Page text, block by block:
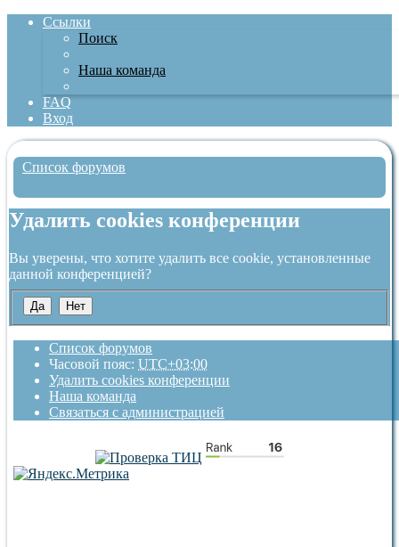
Ссылки
Поиск
Наша команда
FAQ
Вход
Список форумов
Удалить cookies конференции
Вы уверены, что хотите удалить все cookie, установленные
данной конференцией?
Список форумов
Часовой пояс: UTC+03:00
Удалить cookies конференции
Наша команда
Связаться с администрацией